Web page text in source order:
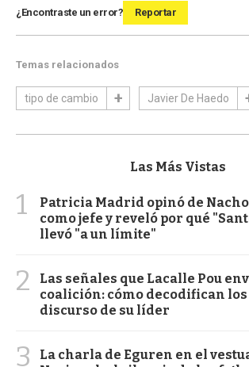
¿Encontraste un error? Reportar
Temas relacionados
tipo de cambio Javier De Haedo
Las Más Vistas
1
Patricia Madrid opinó de
como jefe y reveló por qué
llevó "a un límite"
2
Las señales que Lacalle Pou
coalición: cómo decodifican
discurso de su líder
3
La charla de Eguren en el